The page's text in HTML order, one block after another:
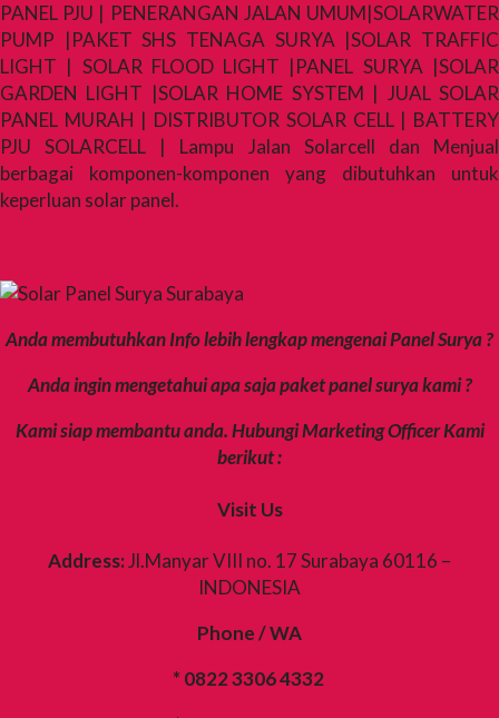
PANEL PJU | PENERANGAN JALAN UMUM|SOLARWATER
PUMP |PAKET SHS TENAGA SURYA |SOLAR TRAFFIC
LIGHT | SOLAR FLOOD LIGHT |PANEL SURYA |SOLAR
GARDEN LIGHT |SOLAR HOME SYSTEM | JUAL SOLAR
PANEL MURAH | DISTRIBUTOR SOLAR CELL | BATTERY
PJU SOLARCELL | Lampu Jalan Solarcell dan Menjual
berbagai komponen-komponen yang dibutuhkan untuk
keperluan solar panel.
Anda membutuhkan Info lebih lengkap mengenai Panel Surya ?
Anda ingin mengetahui apa saja paket panel surya kami ?
Kami siap membantu anda. Hubungi Marketing Officer Kami
berikut :
Visit Us
Address:Jl.Manyar VIII no. 17 Surabaya 60116 –
INDONESIA
Phone / WA
* 0822 3306 4332